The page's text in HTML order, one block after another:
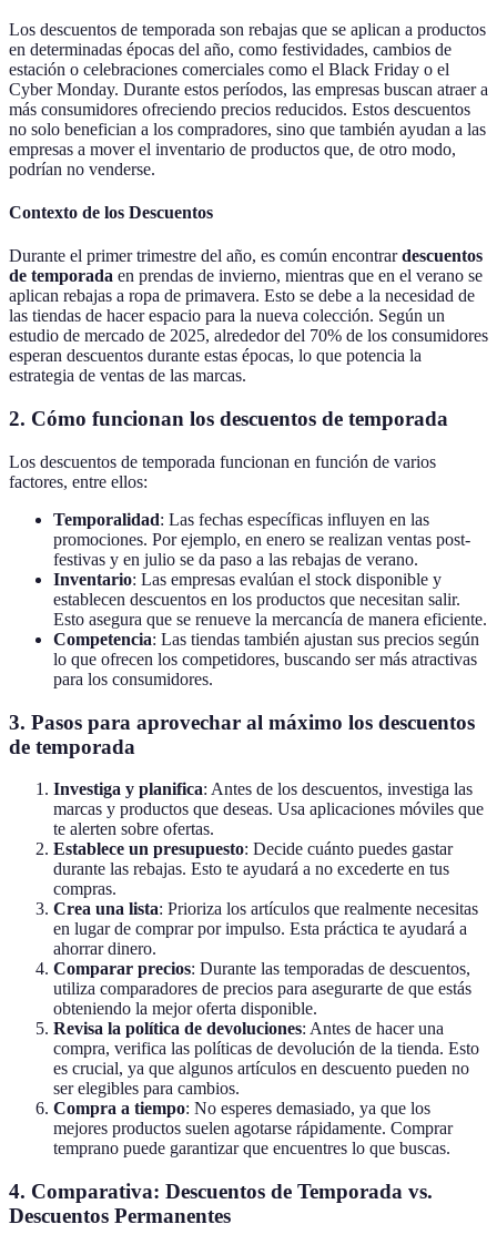
Los descuentos de temporada son rebajas que se aplican a productos
en determinadas épocas del año, como festividades, cambios de
estación o celebraciones comerciales como el Black Friday o el
Cyber Monday. Durante estos períodos, las empresas buscan atraer a
más consumidores ofreciendo precios reducidos. Estos descuentos
no solo benefician a los compradores, sino que también ayudan a las
empresas a mover el inventario de productos que, de otro modo,
podrían no venderse.
Contexto de los Descuentos
Durante el primer trimestre del año, es común encontrardescuentos
de temporada en prendas de invierno, mientras que en el verano se
aplican rebajas a ropa de primavera. Esto se debe a la necesidad de
las tiendas de hacer espacio para la nueva colección. Según un
estudio de mercado de 2025, alrededor del 70% de los consumidores
esperan descuentos durante estas épocas, lo que potencia la
estrategia de ventas de las marcas.
2. Cómo funcionan los descuentos de temporada
Los descuentos de temporada funcionan en función de varios
factores, entre ellos:
Temporalidad: Las fechas específicas influyen en las
promociones. Por ejemplo, en enero se realizan ventas post-
festivas y en julio se da paso a las rebajas de verano.
Inventario: Las empresas evalúan el stock disponible y
establecen descuentos en los productos que necesitan salir.
Esto asegura que se renueve la mercancía de manera eficiente.
Competencia: Las tiendas también ajustan sus precios según
lo que ofrecen los competidores, buscando ser más atractivas
para los consumidores.
3. Pasos para aprovechar al máximo los descuentos
de temporada
Investiga y planifica: Antes de los descuentos, investiga las
marcas y productos que deseas. Usa aplicaciones móviles que
te alerten sobre ofertas.
Establece un presupuesto: Decide cuánto puedes gastar
durante las rebajas. Esto te ayudará a no excederte en tus
compras.
Crea una lista: Prioriza los artículos que realmente necesitas
en lugar de comprar por impulso. Esta práctica te ayudará a
ahorrar dinero.
Comparar precios: Durante las temporadas de descuentos,
utiliza comparadores de precios para asegurarte de que estás
obteniendo la mejor oferta disponible.
Revisa la política de devoluciones: Antes de hacer una
compra, verifica las políticas de devolución de la tienda. Esto
es crucial, ya que algunos artículos en descuento pueden no
ser elegibles para cambios.
Compra a tiempo: No esperes demasiado, ya que los
mejores productos suelen agotarse rápidamente. Comprar
temprano puede garantizar que encuentres lo que buscas.
4. Comparativa: Descuentos de Temporada vs.
Descuentos Permanentes